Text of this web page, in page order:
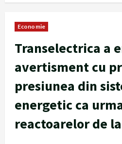
Economie
Transelectrica a
avertisment cu
presiunea din
energetic ca
reactoarelor de